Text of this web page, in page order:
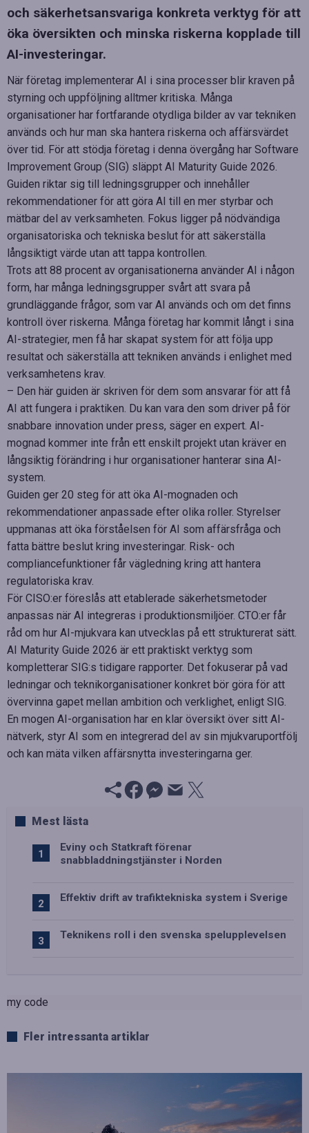
och säkerhetsansvariga konkreta verktyg för att
öka översikten och minska riskerna kopplade till
AI-investeringar.
När företag implementerar AI i sina processer blir kraven på
styrning och uppföljning alltmer kritiska. Många
organisationer har fortfarande otydliga bilder av var tekniken
används och hur man ska hantera riskerna och affärsvärdet
över tid. För att stödja företag i denna övergång har Software
Improvement Group (SIG) släppt AI Maturity Guide 2026.
Guiden riktar sig till ledningsgrupper och innehåller
rekommendationer för att göra AI till en mer styrbar och
mätbar del av verksamheten. Fokus ligger på nödvändiga
organisatoriska och tekniska beslut för att säkerställa
långsiktigt värde utan att tappa kontrollen.
Trots att 88 procent av organisationerna använder AI i någon
form, har många ledningsgrupper svårt att svara på
grundläggande frågor, som var AI används och om det finns
kontroll över riskerna. Många företag har kommit långt i sina
AI-strategier, men få har skapat system för att följa upp
resultat och säkerställa att tekniken används i enlighet med
verksamhetens krav.
– Den här guiden är skriven för dem som ansvarar för att få
AI att fungera i praktiken. Du kan vara den som driver på för
snabbare innovation under press, säger en expert. AI-
mognad kommer inte från ett enskilt projekt utan kräver en
långsiktig förändring i hur organisationer hanterar sina AI-
system.
Guiden ger 20 steg för att öka AI-mognaden och
rekommendationer anpassade efter olika roller. Styrelser
uppmanas att öka förståelsen för AI som affärsfråga och
fatta bättre beslut kring investeringar. Risk- och
compliancefunktioner får vägledning kring att hantera
regulatoriska krav.
För CISO:er föreslås att etablerade säkerhetsmetoder
anpassas när AI integreras i produktionsmiljöer. CTO:er får
råd om hur AI-mjukvara kan utvecklas på ett strukturerat sätt.
AI Maturity Guide 2026 är ett praktiskt verktyg som
kompletterar SIG:s tidigare rapporter. Det fokuserar på vad
ledningar och teknikorganisationer konkret bör göra för att
övervinna gapet mellan ambition och verklighet, enligt SIG.
En mogen AI-organisation har en klar översikt över sitt AI-
nätverk, styr AI som en integrerad del av sin mjukvaruportfölj
och kan mäta vilken affärsnytta investeringarna ger.
Mest lästa
Eviny och Statkraft förenar
snabbladdningstjänster i Norden
Effektiv drift av trafiktekniska system i Sverige
Teknikens roll i den svenska spelupplevelsen
my code
Fler intressanta artiklar